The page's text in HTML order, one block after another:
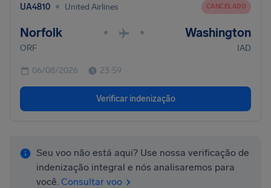
UA4810 • United Airlines CANCELADO
Norfolk • • Washington
ORF IAD
06/08/2026 23:59
Verificar indenização
Seu voo não está aqui? Use nossa verificação de
indenização integral e nós analisaremos para
você. Consultar voo